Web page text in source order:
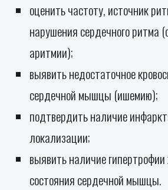
оценить частоту, источник
нарушения сердечного ритма
аритмии);
выявить недостаточное
сердечной мышцы (ишемию);
подтвердить наличие
локализации;
выявить наличие
состояния сердечной мышцы.